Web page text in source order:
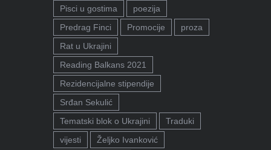
Pisci u gostima
poezija
Predrag Finci
Promocije
proza
Rat u Ukrajini
Reading Balkans 2021
Rezidencijalne stipendije
Srđan Sekulić
Tematski blok o Ukrajini
Traduki
vijesti
Željko Ivanković